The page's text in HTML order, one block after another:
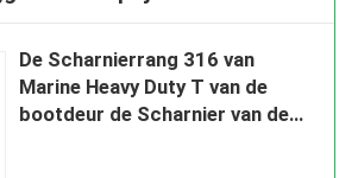
De Scharnierrang 316 van
Marine Heavy Duty T van de
bootdeur de Scharnier van de